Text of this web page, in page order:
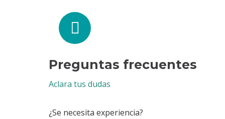
Preguntas frecuentes
Aclara tus dudas
¿Se necesita experiencia?